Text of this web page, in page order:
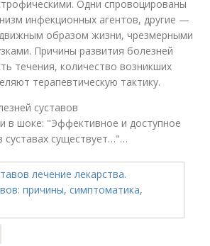
Одни спровоцированы
инфекционных агентов, другие —
образом жизни, чрезмерными
Причины развития болезней
течения, количество возникших
терапевтическую тактику.
суставов
в шоке: "Эффективное и доступное
суставах существует…"…